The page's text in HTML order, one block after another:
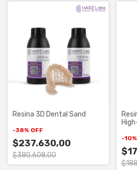
Resina 3D Dental Sand
-38% OFF
$237.630,00
$380.608,00
-10%